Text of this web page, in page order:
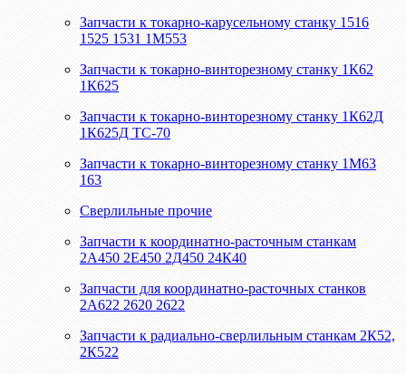
Запчасти к токарно-карусельному станку 1516
1525 1531 1М553
Запчасти к токарно-винторезному станку 1К62
1К625
Запчасти к токарно-винторезному станку 1К62Д
1К625Д ТС-70
Запчасти к токарно-винторезному станку 1М63
163
Сверлильные прочие
Запчасти к координатно-расточным станкам
2А450 2Е450 2Д450 24К40
Запчасти для координатно-расточных станков
2А622 2620 2622
Запчасти к радиально-сверлильным станкам 2К52,
2К522